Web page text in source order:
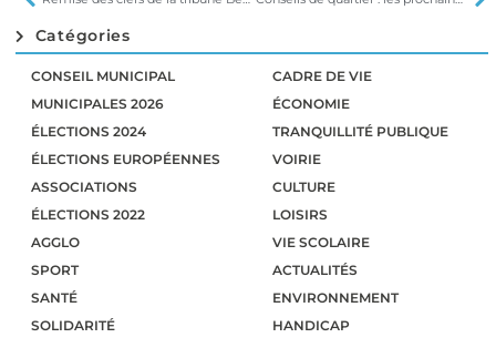
Catégories
CONSEIL MUNICIPAL
MUNICIPALES 2026
ÉLECTIONS 2024
ÉLECTIONS EUROPÉENNES
ASSOCIATIONS
ÉLECTIONS 2022
AGGLO
SPORT
SANTÉ
SOLIDARITÉ
CADRE DE VIE
ÉCONOMIE
TRANQUILLITÉ PUBLIQUE
VOIRIE
CULTURE
LOISIRS
VIE SCOLAIRE
ACTUALITÉS
ENVIRONNEMENT
HANDICAP